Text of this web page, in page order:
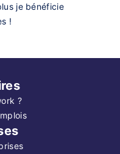
je bénéficie
!
?